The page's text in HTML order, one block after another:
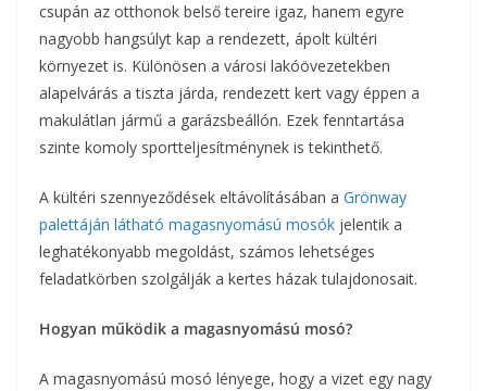
csupán az otthonok belső tereire igaz, hanem egyre
nagyobb hangsúlyt kap a rendezett, ápolt kültéri
környezet is. Különösen a városi lakóövezetekben
alapelvárás a tiszta járda, rendezett kert vagy éppen a
makulátlan jármű a garázsbeállón. Ezek fenntartása
szinte komoly sportteljesítménynek is tekinthető.
A kültéri szennyeződések eltávolításában a Grönway
palettáján látható magasnyomású mosók jelentik a
leghatékonyabb megoldást, számos lehetséges
feladatkörben szolgálják a kertes házak tulajdonosait.
Hogyan működik a magasnyomású mosó?
A magasnyomású mosó lényege, hogy a vizet egy nagy